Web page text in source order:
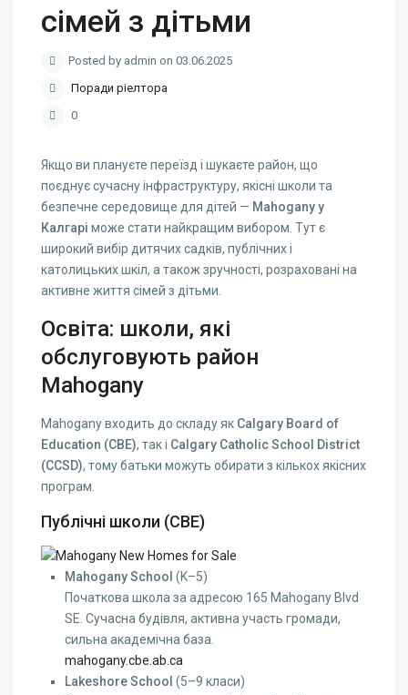
сімей з дітьми
Posted by admin on 03.06.2025
Поради ріелтора
0
Якщо ви плануєте переїзд і шукаєте район, що
поєднує сучасну інфраструктуру, якісні школи та
безпечне середовище для дітей — Mahogany у
Калгарі може стати найкращим вибором. Тут є
широкий вибір дитячих садків, публічних і
католицьких шкіл, а також зручності, розраховані на
активне життя сімей з дітьми.
Освіта: школи, які
обслуговують район
Mahogany
Mahogany входить до складу як Calgary Board of
Education (CBE), так і Calgary Catholic School District
(CCSD), тому батьки можуть обирати з кількох якісних
програм.
Публічні школи (CBE)
Mahogany School (K–5)
Початкова школа за адресою 165 Mahogany Blvd
SE. Сучасна будівля, активна участь громади,
сильна академічна база.
mahogany.cbe.ab.ca
Lakeshore School (5–9 класи)